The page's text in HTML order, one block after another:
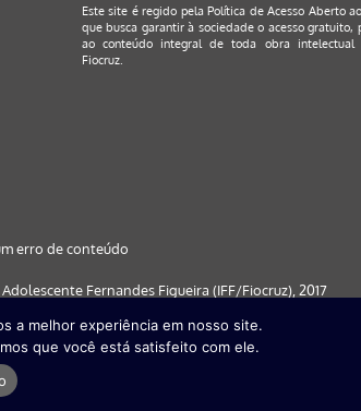
Este site é regido pelaPolítica de Acesso Aberto
que busca garantir à sociedade o acesso gratuito,
ao conteúdo integral de toda obra intelectual
Fiocruz.
erro de conteúdo
Fernandes Figueira (IFF/Fiocruz), 2017
versão 30) | Internet Explorer (a partir da versão 9) |
29)
Quattri Design
a melhor experiência em nosso site.
que você está satisfeito com ele.